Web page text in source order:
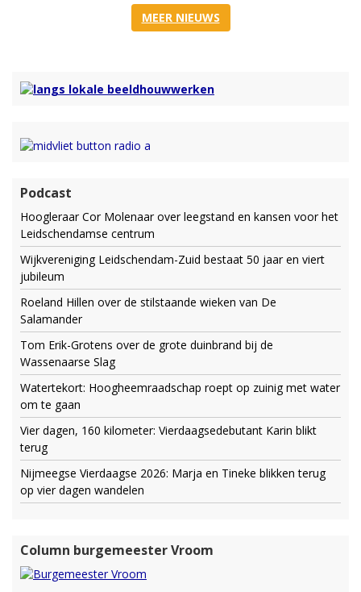
MEER NIEUWS
Podcast
Hoogleraar Cor Molenaar over leegstand en kansen voor het
Leidschendamse centrum
Wijkvereniging Leidschendam-Zuid bestaat 50 jaar en viert
jubileum
Roeland Hillen over de stilstaande wieken van De
Salamander
Tom Erik-Grotens over de grote duinbrand bij de
Wassenaarse Slag
Watertekort: Hoogheemraadschap roept op zuinig met water
om te gaan
Vier dagen, 160 kilometer: Vierdaagsedebutant Karin blikt
terug
Nijmeegse Vierdaagse 2026: Marja en Tineke blikken terug
op vier dagen wandelen
Column burgemeester Vroom